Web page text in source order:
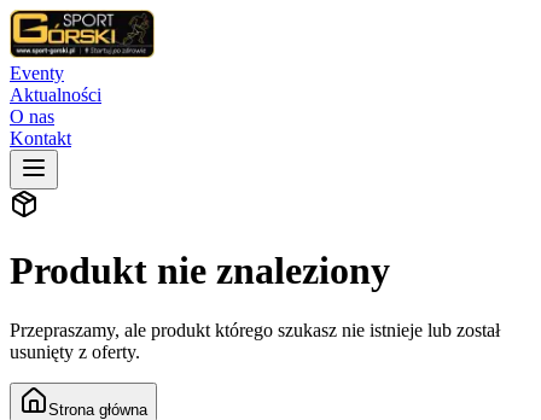
Eventy
Aktualności
O nas
Kontakt
Produkt nie znaleziony
Przepraszamy, ale produkt którego szukasz nie istnieje lub został
usunięty z oferty.
Strona główna